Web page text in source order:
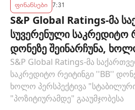
ფინანსები 7:31
S&P Global Ratings-მა
სუვერენული საკრედიტო
დონეზე შეინარჩუნა,
"სტაბილურიდან"
გააუმჯობესა
S&P Global Ratings-მა
საკრედიტო რეიტინგი ''BB''
ხოლო პერსპექტივა
"პოზიტიურამდე" გააუმჯობესა